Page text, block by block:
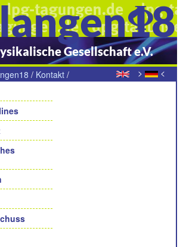
Gesellschaft e.V.
> <
/ Kontakt /